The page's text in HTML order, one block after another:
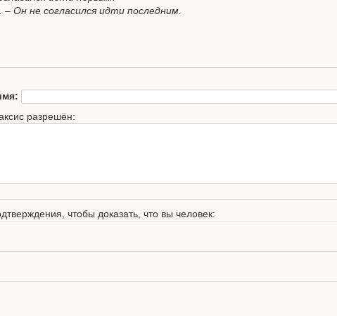
– Он не согласился идти последним.
разрешён:
чтобы доказать, что вы человек: